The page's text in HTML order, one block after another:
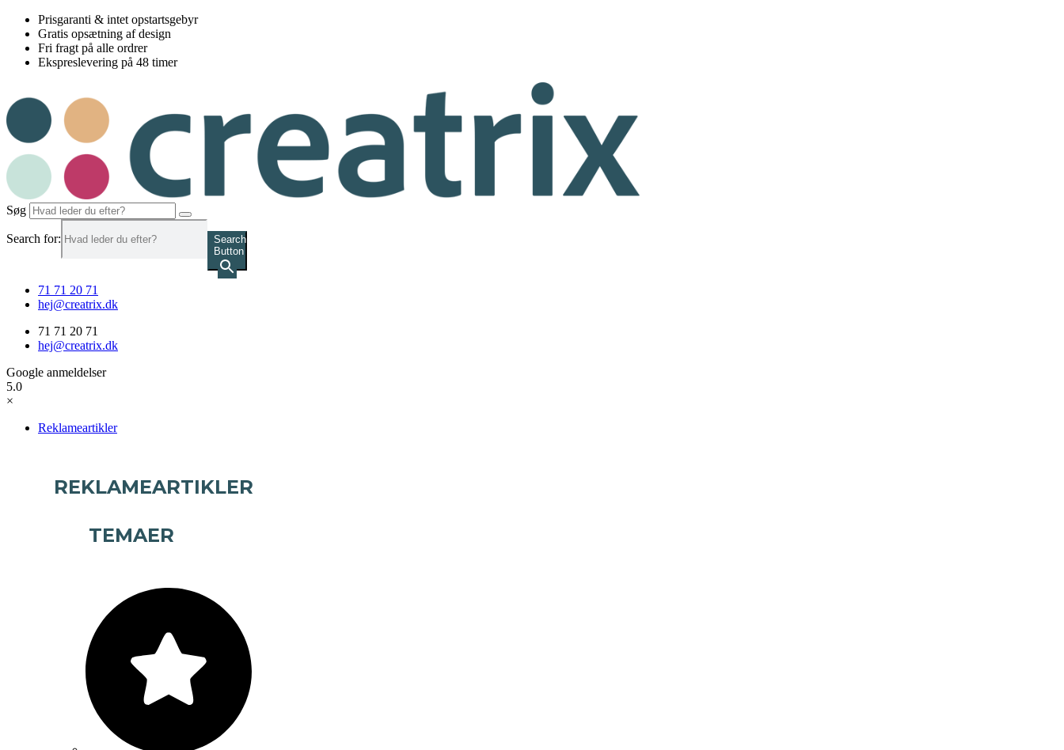
Videre
indhold
Prisgaranti & intet opstartsgebyr
Gratis opsætning af design
Fri fragt på alle ordrer
Ekspreslevering på 48 timer
Søg
Search for:
Search
Button
71 71 20 71
hej@creatrix.dk
71 71 20 71
hej@creatrix.dk
Google anmeldelser
5.0
×
Reklameartikler
REKLAMEARTIKLER
TEMAER